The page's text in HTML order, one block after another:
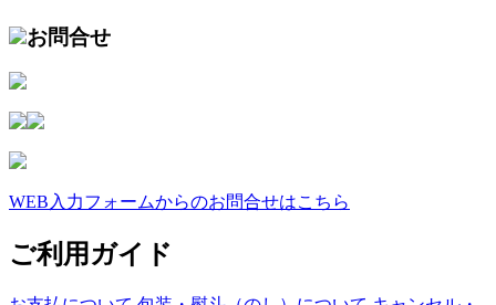
お問合せ
WEB入力フォームからのお問合せはこちら
ご利用ガイド